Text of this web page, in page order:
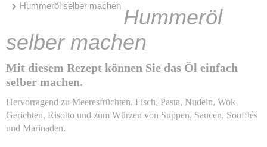
Hummeröl selber machen Hummeröl
selber machen
Mit diesem Rezept können Sie das Öl einfach
selber machen.
Hervorragend zu Meeresfrüchten, Fisch, Pasta, Nudeln, Wok-
Gerichten, Risotto und zum Würzen von Suppen, Saucen, Soufflés
und Marinaden.